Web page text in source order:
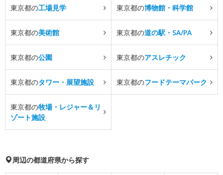
東京都の工場見学 東京都の博物館・科学館
東京都の美術館 東京都の道の駅・SA/PA
東京都の公園 東京都のアスレチック
東京都のタワー・展望施設 東京都のフードテーマパーク
東京都の牧場・レジャー＆リ
ゾート施設
周辺の都道府県から探す